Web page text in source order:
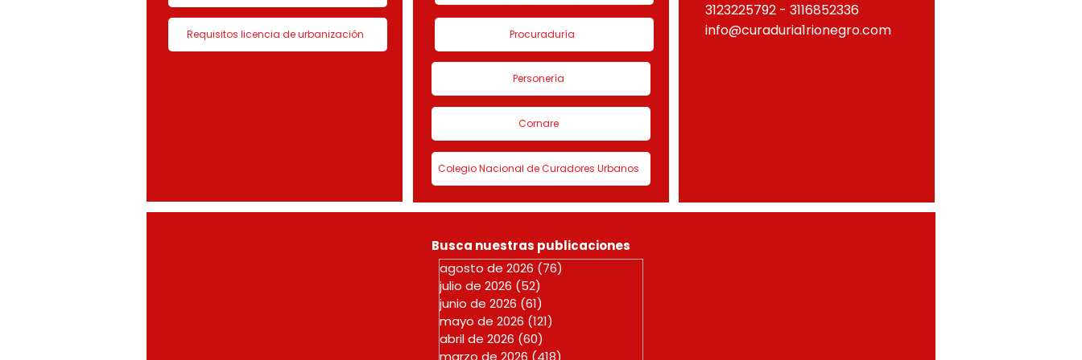
Requisitos licencia de urbanización Procuraduría
Personería
Cornare
Colegio Nacional de Curadores Urbanos
3123225792 - 3116852336
info@curaduria1rionegro.com
Busca nuestras publicaciones
agosto de 2026 (76)
julio de 2026 (52)
junio de 2026 (61)
mayo de 2026 (121)
abril de 2026 (60)